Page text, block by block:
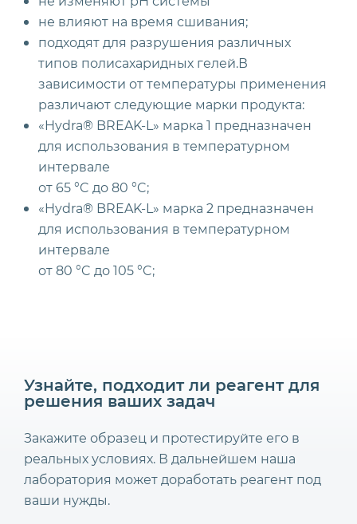
не влияют на время сшивания;
подходят для разрушения различных
типов полисахаридных гелей.В
зависимости от температуры применения
различают следующие марки продукта:
«Hydra® BREAK-L» марка 1 предназначен
для использования в температурном
интервале
от 65 °C до 80 °C;
«Hydra® BREAK-L» марка 2 предназначен
для использования в температурном
интервале
от 80 °C до 105 °C;
Узнайте, подходит ли реагент для
решения ваших задач
Закажите образец и протестируйте его в
реальных условиях. В дальнейшем наша
лаборатория может доработать реагент под
ваши нужды.